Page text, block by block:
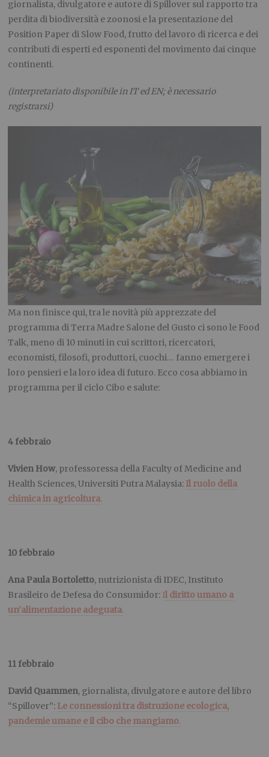
giornalista, divulgatore e autore di Spillover sul rapporto tra
perdita di biodiversità e zoonosi e la presentazione del
Position Paper di Slow Food, frutto del lavoro di ricerca e dei
contributi di esperti ed esponenti del movimento dai cinque
continenti.
(interpretariato disponibile in IT ed EN; è necessario
registrarsi)
Ma non finisce qui, tra le novità più apprezzate del
programma di Terra Madre Salone del Gusto ci sono le Food
Talk, meno di 10 minuti in cui scrittori, ricercatori,
economisti, filosofi, produttori, cuochi… fanno emergere i
loro pensieri e la loro idea di futuro. Ecco cosa abbiamo in
programma per il ciclo Cibo e salute:
4 febbraio
Vivien How, professoressa della Faculty of Medicine and
Health Sciences, Universiti Putra Malaysia: Il ruolo della
chimica in agricoltura.
10 febbraio
Ana Paula Bortoletto, nutrizionista di IDEC, Instituto
Brasileiro de Defesa do Consumidor: Il diritto umano a
un’alimentazione adeguata.
11 febbraio
David Quammen, giornalista, divulgatore e autore del libro
“Spillover”: Le connessioni tra distruzione ecologica,
pandemie umane e il cibo che mangiamo.